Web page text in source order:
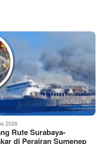
2026
Rute Surabaya-
di Perairan Sumenep